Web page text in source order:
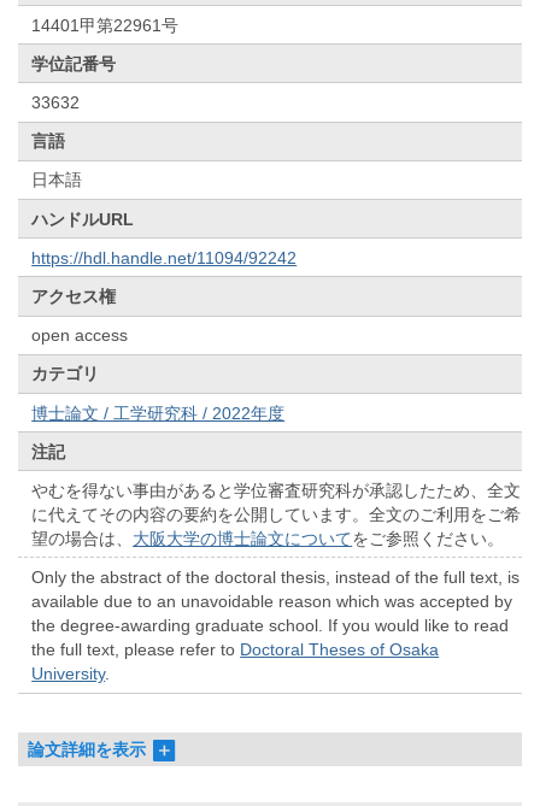
14401甲第22961号
学位記番号
33632
言語
日本語
ハンドルURL
https://hdl.handle.net/11094/92242
アクセス権
open access
カテゴリ
博士論文 / 工学研究科 / 2022年度
注記
やむを得ない事由があると学位審査研究科が承認したため、全文
に代えてその内容の要約を公開しています。全文のご利用をご希
望の場合は、 大阪大学の博士論文についてをご参照ください。
Only the abstract of the doctoral thesis, instead of the full text, is
available due to an unavoidable reason which was accepted by
the degree-awarding graduate school. If you would like to read
the full text, please refer to Doctoral Theses of Osaka
University.
論文詳細を表示